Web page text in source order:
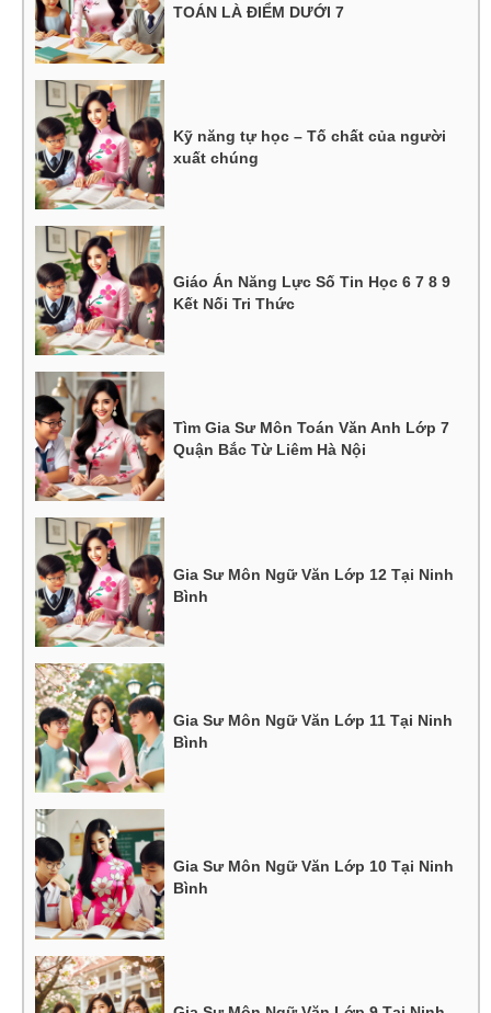
TOÁN LÀ ĐIỂM DƯỚI 7
Kỹ năng tự học – Tố chất của người
xuất chúng
Giáo Án Năng Lực Số Tin Học 6 7 8 9
Kết Nối Tri Thức
Tìm Gia Sư Môn Toán Văn Anh Lớp 7
Quận Bắc Từ Liêm Hà Nội
Gia Sư Môn Ngữ Văn Lớp 12 Tại Ninh
Bình
Gia Sư Môn Ngữ Văn Lớp 11 Tại Ninh
Bình
Gia Sư Môn Ngữ Văn Lớp 10 Tại Ninh
Bình